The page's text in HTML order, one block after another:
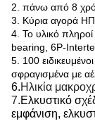
2. πάνω από 8
3. Κύρια αγορά
4. Το υλικό
bearing, 6P-
5. 100
σφραγισμένα με
6.Ηλικία
7.Ελκυστικό
εμφάνιση,